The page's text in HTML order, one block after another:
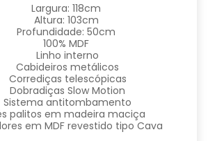
Largura: 118cm
Altura: 103cm
Profundidade: 50cm
100% MDF
Linho interno
Cabideiros metálicos
Corrediças telescópicas
Dobradiças Slow Motion
Sistema antitombamento
palitos em madeira maciça
em MDF revestido tipo Cava